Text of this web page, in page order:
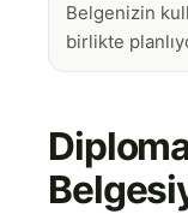
Belgenizin
birlikte